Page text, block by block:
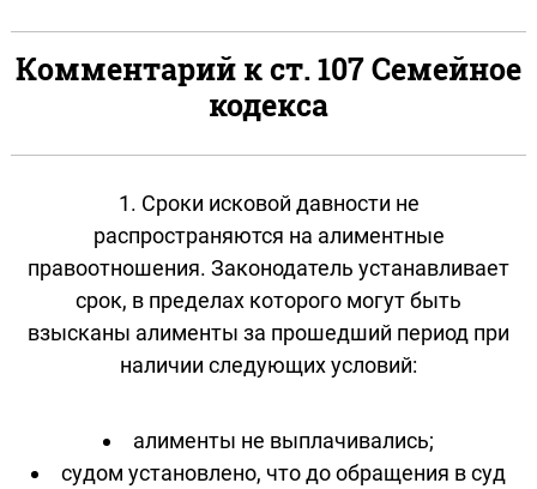
Комментарий к ст. 107 Семейное
кодекса
1. Сроки исковой давности не
распространяются на алиментные
правоотношения. Законодатель устанавливает
срок, в пределах которого могут быть
взысканы алименты за прошедший период при
наличии следующих условий:
алименты не выплачивались;
судом установлено, что до обращения в суд